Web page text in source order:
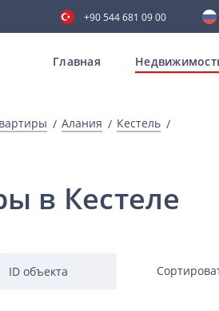
+90 544 681 09 00
Главная
Алания Кестель
в Кестеле